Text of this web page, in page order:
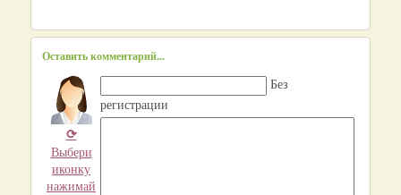
Оставить комментарий...
⟳
Выбери
иконку
нажимай
Без
регистрации